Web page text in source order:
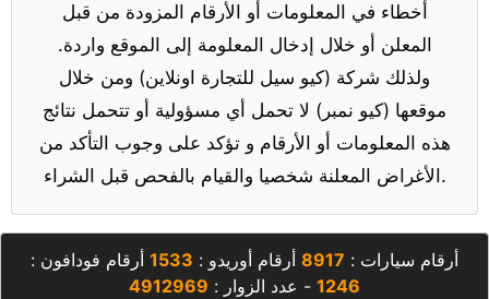
أخطاء في المعلومات أو الأرقام المزودة من قبل
المعلن أو خلال إدخال المعلومة إلى الموقع واردة.
ولذلك شركة (كيو سيل للتجارة اونلاين) ومن خلال
موقعها (كيو نمبر) لا تحمل أي مسؤولية أو تتحمل نتائج
هذه المعلومات أو الأرقام و تؤكد على وجوب التأكد من
الأغراض المعلنة شخصيا والقيام بالفحص قبل الشراء.
أرقام سيارات : 8917 أرقام أوريدو : 1533 أرقام فودافون :
1246 - عدد الزوار : 4912969